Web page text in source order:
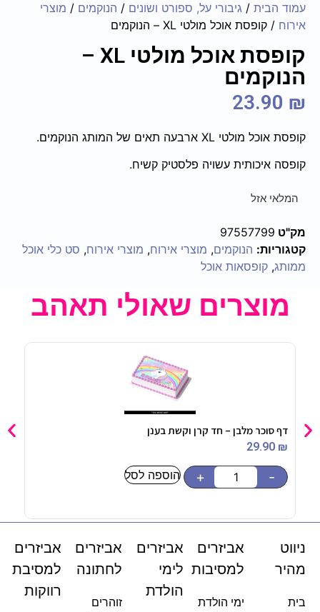
עמוד הבית / גיבורי על, ספורט ושונים / הנוקמים / מוצרי
אירוח / קופסת אוכל מולטי XL – הנוקמים
קופסת אוכל מולטי XL –
הנוקמים
23.90 ₪
קופסת אוכל מולטי XL ארבעה תאים של המותג הנוקמים.
קופסה איכותית עשויה פלסטיק קשיח.
המלאי אזל
מק"ט 97557799
קטגוריות: הנוקמים, מוצרי אירוח, מוצרי אירוח, סט כלי אוכל
ממותג, קופסאות אוכל
מוצרים שאולי תאהב
דף סוכר מלבן – חד קרן וקשת בענן
29.90 ₪
-
+ הוספה לסל
ניווט
מהיר
בית
אביזרים
למסיבות
ימי הולדת
אביזרים
לימי
הולדת
אביזרים
לחתונה
זוהרים
אביזרים
למסיבת
רווקות